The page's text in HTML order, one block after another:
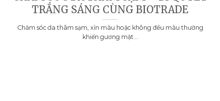
TRẮNG SÁNG CÙNG BIOTRADE
Chăm sóc da thâm sạm, xỉn màu hoặc không đều màu thường
khiến gương mặt...